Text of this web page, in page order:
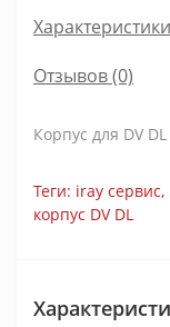
Характеристики
Отзывов (0)
Корпус для DV DL
Теги: iray сервис,
корпус DV DL